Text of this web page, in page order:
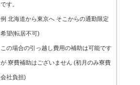
です。
例 北海道から東京へ そこからの通勤限定
希望(転居不可)
この場合の引っ越し費用の補助は可能です
が 寮費補助はございません (初月のみ寮費
会社負担)